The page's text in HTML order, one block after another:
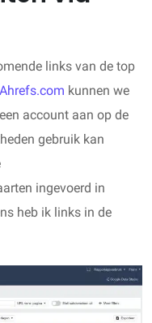
links van de top
Ahrefs.com kunnen we
account aan op de
gebruik kan
ingevoerd in
heb ik links in de